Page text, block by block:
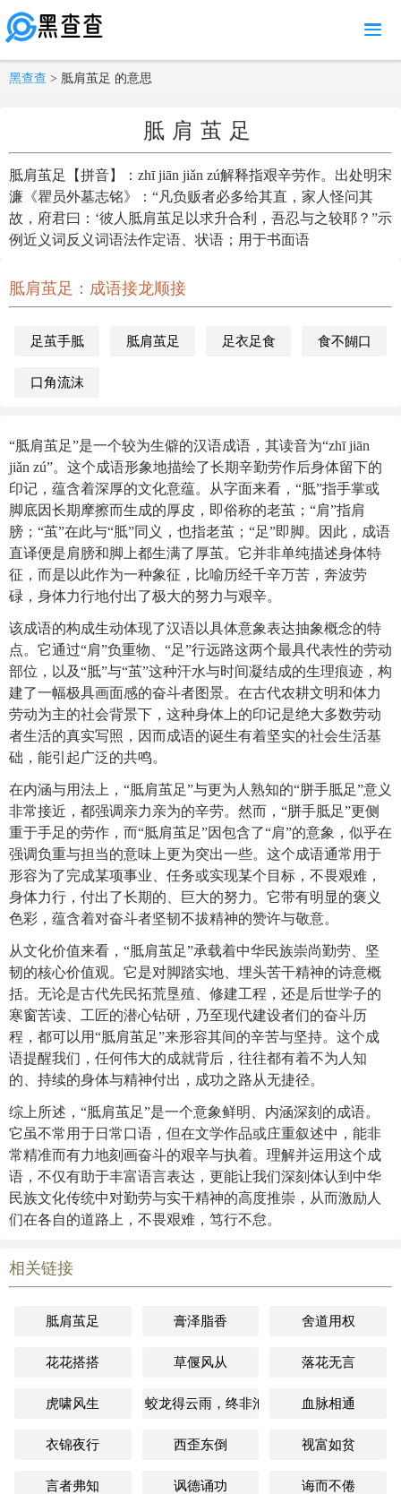
MENU
黑查查 > 胝肩茧足 的意思
胝肩茧足
胝肩茧足【拼音】：zhī jiān jiǎn zú解释指艰辛劳作。出处明宋
濂《瞿员外墓志铭》：“凡负贩者必多给其直，家人怪问其
故，府君曰：‘彼人胝肩茧足以求升合利，吾忍与之较耶？”示
例近义词反义词语法作定语、状语；用于书面语
胝肩茧足：成语接龙顺接
足茧手胝 胝肩茧足 足衣足食 食不餬口
口角流沫
“胝肩茧足”是一个较为生僻的汉语成语，其读音为“zhī jiān
jiǎn zú”。这个成语形象地描绘了长期辛勤劳作后身体留下的
印记，蕴含着深厚的文化意蕴。从字面来看，“胝”指手掌或
脚底因长期摩擦而生成的厚皮，即俗称的老茧；“肩”指肩
膀；“茧”在此与“胝”同义，也指老茧；“足”即脚。因此，成语
直译便是肩膀和脚上都生满了厚茧。它并非单纯描述身体特
征，而是以此作为一种象征，比喻历经千辛万苦，奔波劳
碌，身体力行地付出了极大的努力与艰辛。
该成语的构成生动体现了汉语以具体意象表达抽象概念的特
点。它通过“肩”负重物、“足”行远路这两个最具代表性的劳动
部位，以及“胝”与“茧”这种汗水与时间凝结成的生理痕迹，构
建了一幅极具画面感的奋斗者图景。在古代农耕文明和体力
劳动为主的社会背景下，这种身体上的印记是绝大多数劳动
者生活的真实写照，因而成语的诞生有着坚实的社会生活基
础，能引起广泛的共鸣。
在内涵与用法上，“胝肩茧足”与更为人熟知的“胼手胝足”意义
非常接近，都强调亲力亲为的辛劳。然而，“胼手胝足”更侧
重于手足的劳作，而“胝肩茧足”因包含了“肩”的意象，似乎在
强调负重与担当的意味上更为突出一些。这个成语通常用于
形容为了完成某项事业、任务或实现某个目标，不畏艰难，
身体力行，付出了长期的、巨大的努力。它带有明显的褒义
色彩，蕴含着对奋斗者坚韧不拔精神的赞许与敬意。
从文化价值来看，“胝肩茧足”承载着中华民族崇尚勤劳、坚
韧的核心价值观。它是对脚踏实地、埋头苦干精神的诗意概
括。无论是古代先民拓荒垦殖、修建工程，还是后世学子的
寒窗苦读、工匠的潜心钻研，乃至现代建设者们的奋斗历
程，都可以用“胝肩茧足”来形容其间的辛苦与坚持。这个成
语提醒我们，任何伟大的成就背后，往往都有着不为人知
的、持续的身体与精神付出，成功之路从无捷径。
综上所述，“胝肩茧足”是一个意象鲜明、内涵深刻的成语。
它虽不常用于日常口语，但在文学作品或庄重叙述中，能非
常精准而有力地刻画奋斗的艰辛与执着。理解并运用这个成
语，不仅有助于丰富语言表达，更能让我们深刻体认到中华
民族文化传统中对勤劳与实干精神的高度推崇，从而激励人
们在各自的道路上，不畏艰难，笃行不怠。
相关链接
胝肩茧足 膏泽脂香 舍道用权
花花搭搭 草偃风从 落花无言
虎啸风生 蛟龙得云雨，终非池中物 血脉相通
衣锦夜行 西歪东倒 视富如贫
言者弗知 讽德诵功 诲而不倦